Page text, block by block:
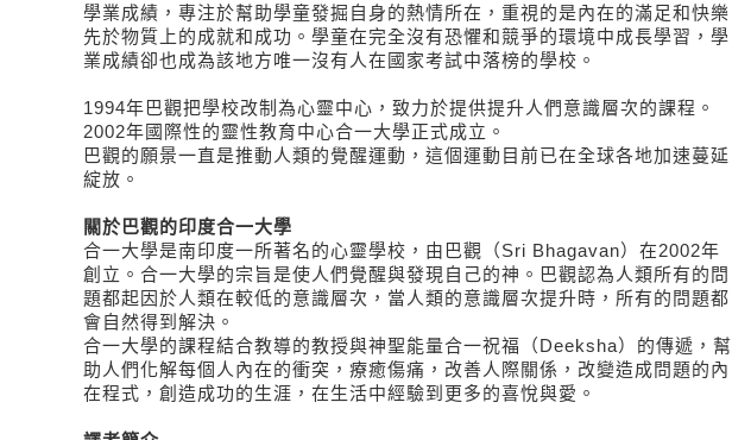
學業成績，專注於幫助學童發掘自身的熱情所在，重視的是內在的滿足和快樂
先於物質上的成就和成功。學童在完全沒有恐懼和競爭的環境中成長學習，學
業成績卻也成為該地方唯一沒有人在國家考試中落榜的學校。
1994年巴觀把學校改制為心靈中心，致力於提供提升人們意識層次的課程。
2002年國際性的靈性教育中心合一大學正式成立。
巴觀的願景一直是推動人類的覺醒運動，這個運動目前已在全球各地加速蔓延
綻放。
關於巴觀的印度合一大學
合一大學是南印度一所著名的心靈學校，由巴觀（Sri Bhagavan）在2002年
創立。合一大學的宗旨是使人們覺醒與發現自己的神。巴觀認為人類所有的問
題都起因於人類在較低的意識層次，當人類的意識層次提升時，所有的問題都
會自然得到解決。
合一大學的課程結合教導的教授與神聖能量合一祝福（Deeksha）的傳遞，幫
助人們化解每個人內在的衝突，療癒傷痛，改善人際關係，改變造成問題的內
在程式，創造成功的生涯，在生活中經驗到更多的喜悅與愛。